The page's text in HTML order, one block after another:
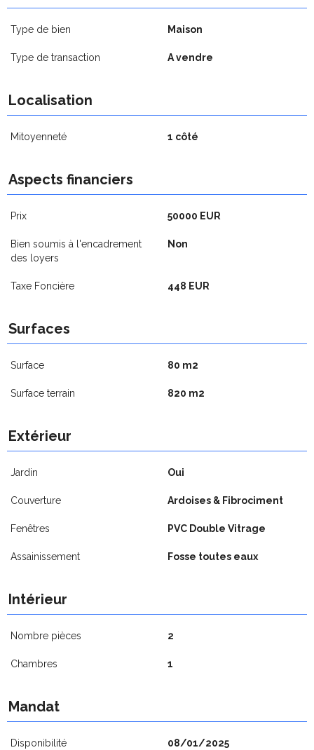
Type de bien Maison
Type de transaction A vendre
Localisation
Mitoyenneté 1 côté
Aspects financiers
Prix 50000 EUR
Bien soumis à l'encadrement
des loyers
Non
Taxe Foncière 448 EUR
Surfaces
Surface 80 m2
Surface terrain 820 m2
Extérieur
Jardin Oui
Couverture Ardoises & Fibrociment
Fenêtres PVC Double Vitrage
Assainissement Fosse toutes eaux
Intérieur
Nombre pièces 2
Chambres 1
Mandat
Disponibilité 08/01/2025